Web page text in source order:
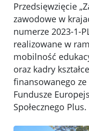
Przedsięwzięcie
zawodowe w
numerze 2023-1-
realizowane w
mobilność
oraz kadry
finansowanego
Fundusze
Społecznego Plus.